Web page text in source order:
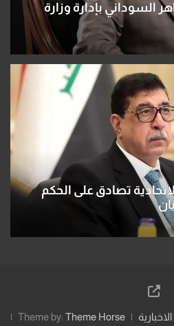
السوداني بإدارة وزارة
تصادق على الحكم
Theme by: Theme Horse